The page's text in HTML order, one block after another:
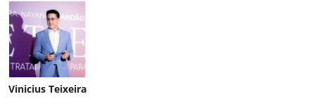
Vinicius Teixeira